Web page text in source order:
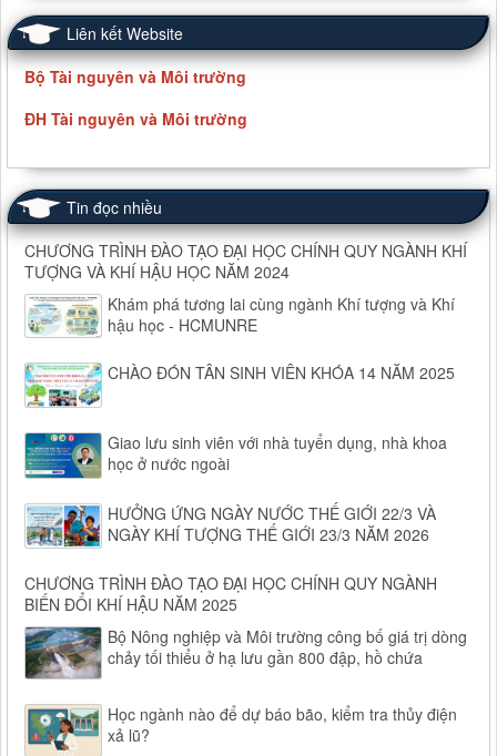
Liên kết Website
Bộ Tài nguyên và Môi trường
ĐH Tài nguyên và Môi trường
Tin đọc nhiều
CHƯƠNG TRÌNH ĐÀO TẠO ĐẠI HỌC CHÍNH QUY NGÀNH KHÍ
TƯỢNG VÀ KHÍ HẬU HỌC NĂM 2024
Khám phá tương lai cùng ngành Khí tượng và Khí
hậu học - HCMUNRE
CHÀO ĐÓN TÂN SINH VIÊN KHÓA 14 NĂM 2025
Giao lưu sinh viên với nhà tuyển dụng, nhà khoa
học ở nước ngoài
HƯỞNG ỨNG NGÀY NƯỚC THẾ GIỚI 22/3 VÀ
NGÀY KHÍ TƯỢNG THẾ GIỚI 23/3 NĂM 2026
CHƯƠNG TRÌNH ĐÀO TẠO ĐẠI HỌC CHÍNH QUY NGÀNH
BIẾN ĐỔI KHÍ HẬU NĂM 2025
Bộ Nông nghiệp và Môi trường công bố giá trị dòng
chảy tối thiểu ở hạ lưu gần 800 đập, hồ chứa
Học ngành nào để dự báo bão, kiểm tra thủy điện
xả lũ?